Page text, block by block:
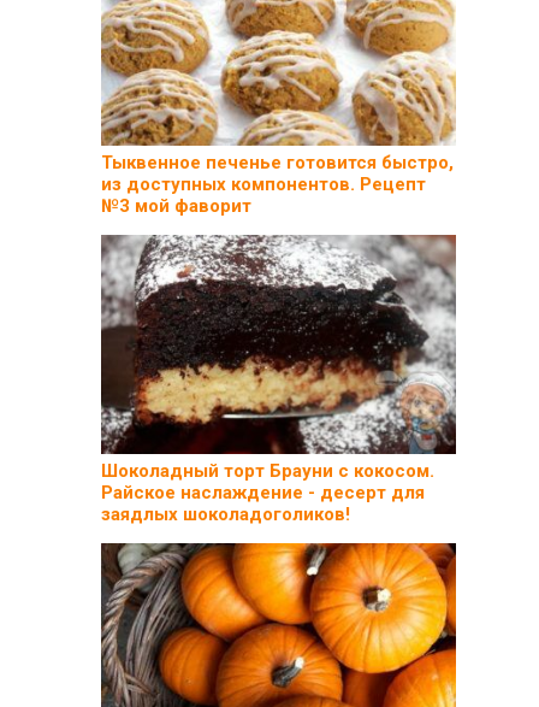
Тыквенное печенье готовится быстро,
из доступных компонентов. Рецепт
№3 мой фаворит
Шоколадный торт Брауни с кокосом.
Райское наслаждение - десерт для
заядлых шоколадоголиков!